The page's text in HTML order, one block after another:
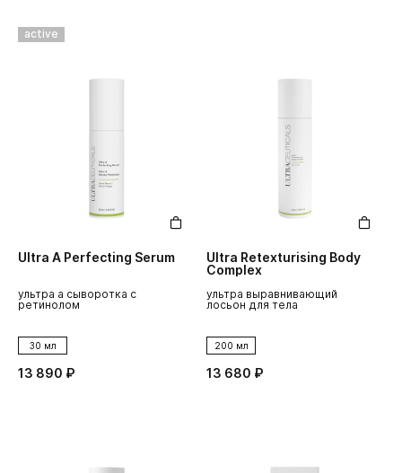
active
Ultra A Perfecting Serum
ультра а сыворотка с
ретинолом
30 мл
13 890 ₽
Ultra Retexturising Body
Complex
ультра выравнивающий
лосьон для тела
200 мл
13 680 ₽